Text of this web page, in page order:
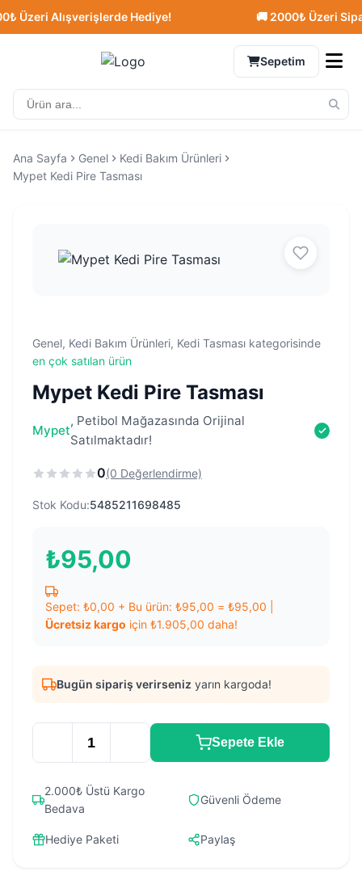
Alışverişlerde Hediye! 🚚 2000₺ Üzeri
Sepetim
Ana Sayfa Genel
Kedi Bakım Ürünleri
Mypet Kedi Pire Tasması
Genel, Kedi Bakım Ürünleri, Kedi Tasması kategorisinde
en çok satılan ürün
Mypet Kedi Pire Tasması
Mypet
, Petibol Mağazasında Orijinal
Satılmaktadır!
0(0 Değerlendirme)
Stok Kodu:5485211698485
₺95,00
Sepet: ₺0,00 + Bu ürün: ₺95,00 = ₺95,00
Ücretsiz kargo için ₺1.905,00 daha!
Bugün sipariş verirseniz yarın kargoda!
Sepete Ekle
2.000₺ Üstü Kargo
Bedava
Güvenli Ödeme
Hediye Paketi Paylaş